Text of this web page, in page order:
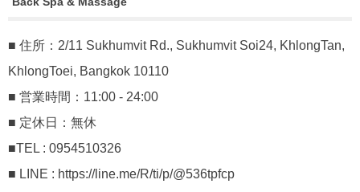
■ 住所：2/11 Sukhumvit Rd., Sukhumvit Soi24, KhlongTan,
KhlongToei, Bangkok 10110
■ 営業時間：11:00 - 24:00
■ 定休日：無休
■TEL : 0954510326
■ LINE : https://line.me/R/ti/p/@536tpfcp